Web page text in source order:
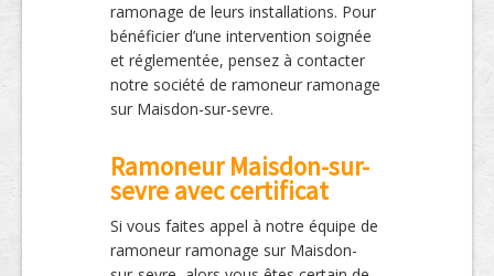
ramonage de leurs installations. Pour
bénéficier d’une intervention soignée
et réglementée, pensez à contacter
notre société de ramoneur ramonage
sur Maisdon-sur-sevre.
Ramoneur Maisdon-sur-
sevre avec certificat
Si vous faites appel à notre équipe de
ramoneur ramonage sur Maisdon-